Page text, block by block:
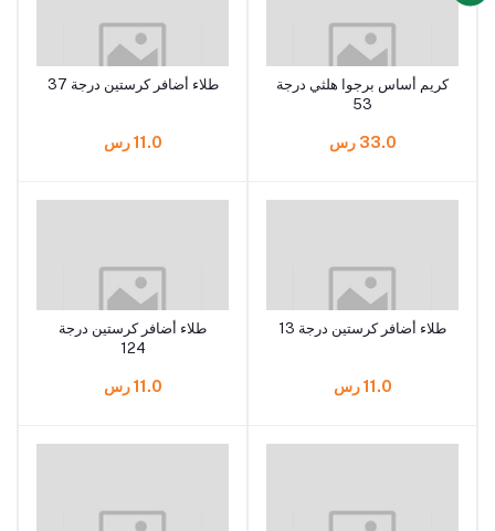
كريم أساس برجوا هلثي درجة
53
33.0 رس
طلاء أضافر كرستين درجة 37
11.0 رس
طلاء أضافر كرستين درجة 13
11.0 رس
طلاء أضافر كرستين درجة
124
11.0 رس